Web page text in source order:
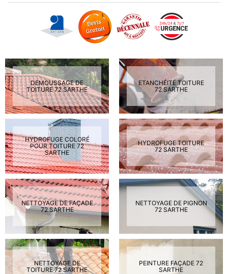
DEMOUSSAGE DE
TOITURE 72 SARTHE
ETANCHÉITÉ TOITURE
72 SARTHE
HYDROFUGE COLORÉ
POUR TOITURE 72
SARTHE
HYDROFUGE TOITURE
72 SARTHE
NETTOYAGE DE FAÇADE
72 SARTHE
NETTOYAGE DE PIGNON
72 SARTHE
NETTOYAGE DE
TOITURE 72 SARTHE
PEINTURE FAÇADE 72
SARTHE